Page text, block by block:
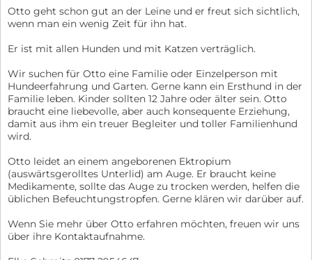
Otto geht schon gut an der Leine und er freut sich sichtlich,
wenn man ein wenig Zeit für ihn hat.
Er ist mit allen Hunden und mit Katzen verträglich.
Wir suchen für Otto eine Familie oder Einzelperson mit
Hundeerfahrung und Garten. Gerne kann ein Ersthund in der
Familie leben. Kinder sollten 12 Jahre oder älter sein. Otto
braucht eine liebevolle, aber auch konsequente Erziehung,
damit aus ihm ein treuer Begleiter und toller Familienhund
wird.
Otto leidet an einem angeborenen Ektropium
(auswärtsgerolltes Unterlid) am Auge. Er braucht keine
Medikamente, sollte das Auge zu trocken werden, helfen die
üblichen Befeuchtungstropfen. Gerne klären wir darüber auf.
Wenn Sie mehr über Otto erfahren möchten, freuen wir uns
über ihre Kontaktaufnahme.